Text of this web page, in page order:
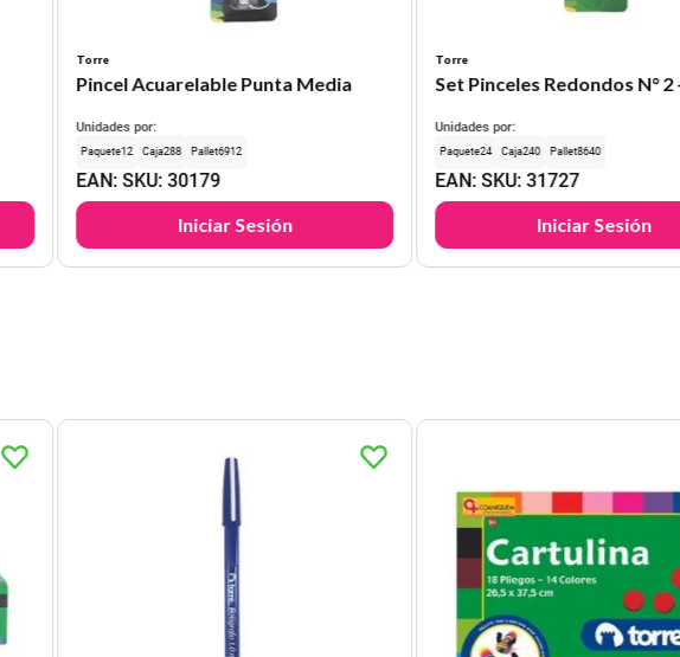
Torre
Pincel Acuarelable Punta Media
Unidades por:
12 288 6912
EAN: SKU:30179
Iniciar Sesión
Torre
Set Pinceles Redondos N° 2
Unidades por:
24 240 8640
EAN: SKU:31727
Iniciar Sesión